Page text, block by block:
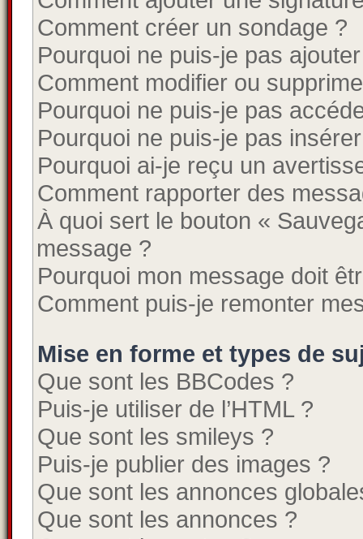
Comment créer un sondage ?
Pourquoi ne puis-je pas
Comment modifier ou
Pourquoi ne puis-je pas
Pourquoi ne puis-je pas
Pourquoi ai-je reçu un
Comment rapporter des
À quoi sert le bouton «
message ?
Pourquoi mon message doit
Comment puis-je remonter
Mise en forme et types de
Que sont les BBCodes ?
Puis-je utiliser de l’HTML ?
Que sont les smileys ?
Puis-je publier des images ?
Que sont les annonces
Que sont les annonces ?